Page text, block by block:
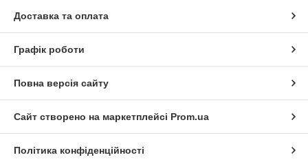
Доставка та оплата
Графік роботи
Повна версія сайту
Сайт створено на маркетплейсі Prom.ua
Політика конфіденційності